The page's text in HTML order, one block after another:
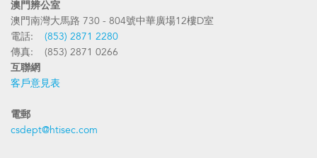
澳門辨公室
澳門南灣大馬路 730 - 804號中華廣場12樓D室
電話: (853) 2871 2280
傳真: (853) 2871 0266
互聯網
客戶意見表
電郵
csdept@htisec.com